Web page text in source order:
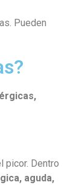
Pueden
picor. Dentro
aguda,